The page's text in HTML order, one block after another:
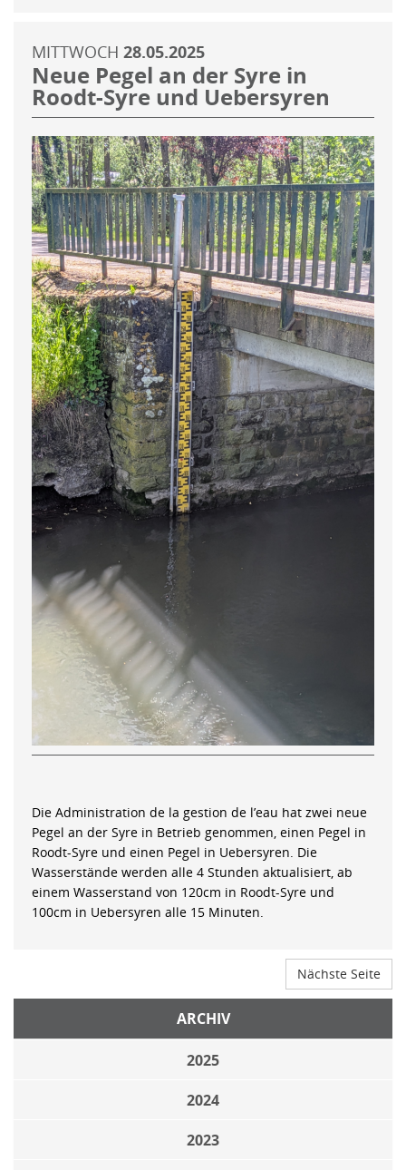
MITTWOCH 28.05.2025
Neue Pegel an der Syre in
Roodt-Syre und Uebersyren
Die Administration de la gestion de l’eau hat zwei neue
Pegel an der Syre in Betrieb genommen, einen Pegel in
Roodt-Syre und einen Pegel in Uebersyren. Die
Wasserstände werden alle 4 Stunden aktualisiert, ab
einem Wasserstand von 120cm in Roodt-Syre und
100cm in Uebersyren alle 15 Minuten.
Nächste Seite
ARCHIV
2025
2024
2023